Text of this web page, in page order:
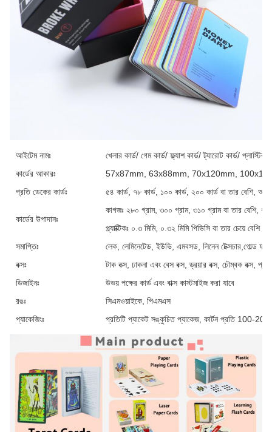
আইটেম নামঃ
খেলার কার্ড/ গেম কার্ড/ ফ্ল্যাশ কার্ড/ ট্যারোট কার্ড/ প্লাস্টিক
কার্ডের আকারঃ
57x87mm, 63x88mm, 70x120mm,
প্রতি ডেকের কার্ডঃ
৫৪ কার্ড, ৭৮ কার্ড, ১০০ কার্ড, ২০০ কার্ড বা তার বেশি,
কার্ডের উপাদানঃ
কাগজঃ ২৮০ গ্রাম, ৩০০ গ্রাম, ৩১০ গ্রাম বা তার বেশি,
প্ল্যাক্টিকঃ ০.৩ মিমি, ০.৩২ মিমি পিভিসি বা তার চেয়ে বেশি পুরু
সমাপ্তিঃ
লেক, লেমিনেটেড, ইউভি, এমবসড, লিনেন টেক্সচার,গোল্ড
বক্সঃ
টাক বক্স, ঢাকনা এবং বেস বক্স, ড্রয়ার বক্স, চৌম্বক বক্স,
ডিজাইনঃ
উভয় পক্ষের কার্ড এবং বাক্স কাস্টমাইজ করা যাবে
রঙঃ
সিএমওয়াইকে, পিএমএস
প্যাকেজিংঃ
প্রতিটি প্যাকেট সঙ্কুচিত প্যাকেজ, কার্টন প্রতি 100-200